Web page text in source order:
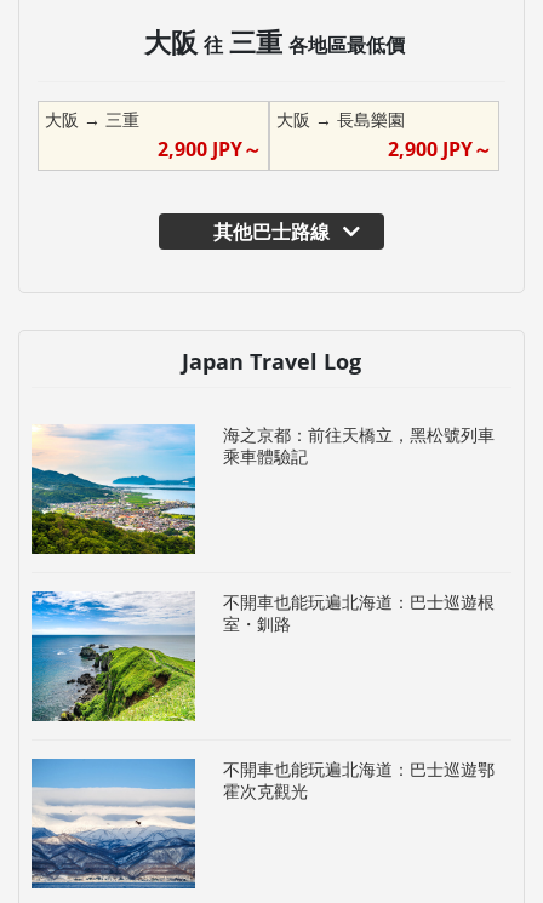
大阪 往 三重 各地區最低價
大阪 → 三重
2,900JPY～
大阪 → 長島樂園
2,900 JPY～
其他巴士路線
Japan Travel Log
海之京都：前往天橋立，黑松號列車
乘車體驗記
不開車也能玩遍北海道：巴士巡遊根
室・釧路
不開車也能玩遍北海道：巴士巡遊鄂
霍次克觀光